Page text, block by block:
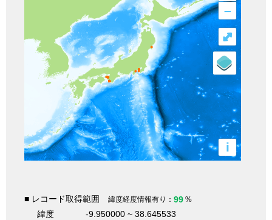
–
i
⤢
■ レコード取得範囲 緯度経度情報有り： 99 %
緯度
-9.950000 ~ 38.645533